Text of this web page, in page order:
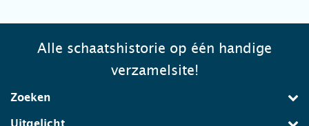
Alle schaatshistorie op één handige
verzamelsite!
Zoeken